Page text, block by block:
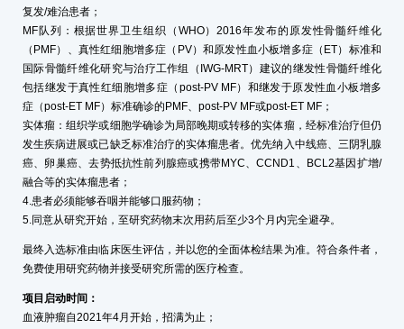
复发/难治患者；
MF队列：根据世界卫生组织（WHO）2016年发布的原发性骨髓纤维化
（PMF）、真性红细胞增多症（PV）和原发性血小板增多症（ET）标准和
国际骨髓纤维化研究与治疗工作组（IWG-MRT）建议的继发性骨髓纤维化
包括继发于真性红细胞增多症（post-PV MF）和继发于原发性血小板增多
症（post-ET MF）标准确诊的PMF、post-PV MF或post-ET MF；
实体瘤：组织学或细胞学确诊为局部晚期或转移的实体瘤，经标准治疗但仍
发生疾病进展或已缺乏标准治疗的实体瘤患者。优先纳入中线癌、三阴乳腺
癌、卵巢癌、去势抵抗性前列腺癌或携带MYC、CCND1、BCL2基因扩增/
融合等的实体瘤患者；
4.患者必须能够吞咽并能够口服药物；
5.同意从研究开始，至研究药物末次用药后至少3个月内完全避孕。
最终入选标准由临床医生评估，并以您的全面体检结果为准。符合条件者，
免费使用研究药物并接受研究所需的医疗检查。
项目启动时间：
血液肿瘤自2021年4月开始，招满为止；